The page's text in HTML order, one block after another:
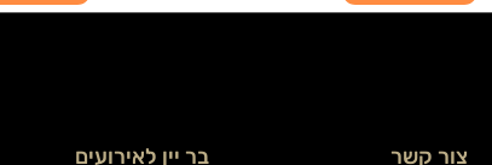
צור קשר בר יין לאירועים